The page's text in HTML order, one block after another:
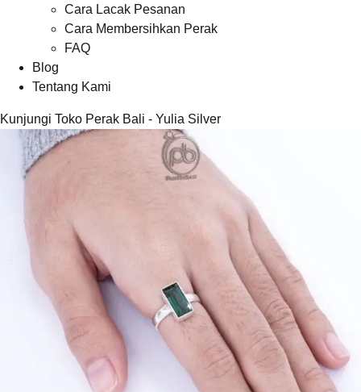
Cara Lacak Pesanan
Cara Membersihkan Perak
FAQ
Blog
Tentang Kami
Kunjungi Toko Perak Bali - Yulia Silver